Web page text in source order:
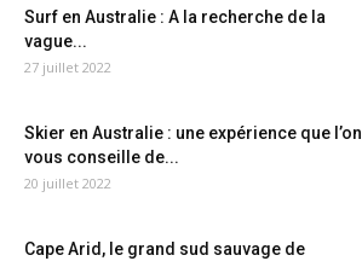
Surf en Australie : A la recherche de la
vague...
27 juillet 2022
Skier en Australie : une expérience que l’on
vous conseille de...
20 juillet 2022
Cape Arid, le grand sud sauvage de